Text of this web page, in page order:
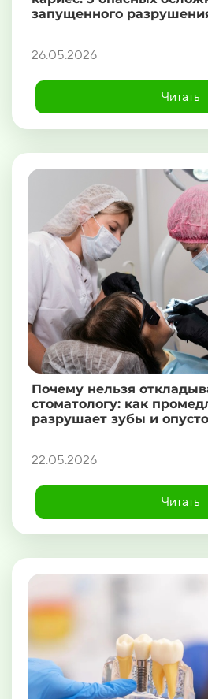
запущенного
26.05.2026
Читать
Почему нельзя
стоматологу: как
разрушает зубы и
22.05.2026
Читать